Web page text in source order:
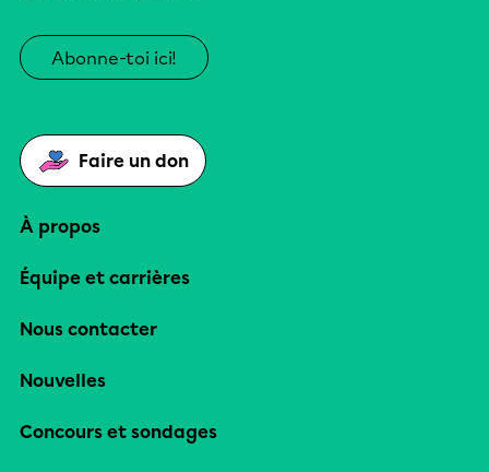
Abonne-toi ici!
Faire un don
À propos
Équipe et carrières
Nous contacter
Nouvelles
Concours et sondages